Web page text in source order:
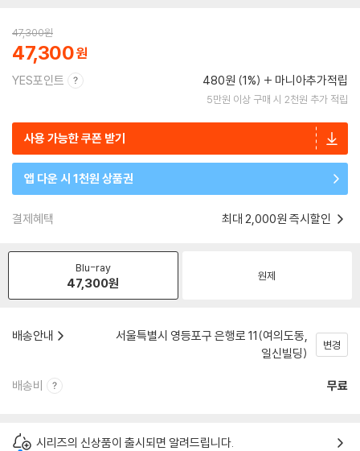
47,300원
47,300
YES포인트 480원 (1%) 마니아추가적립
5만원 이상 구매 시 2천원 추가 적립
사용 가능한 쿠폰 받기
앱 다운 시 1천원 상품권
결제혜택 최대 2,000원 즉시할인
Blu-ray
47,300원 원제
배송안내
서울특별시 영등포구 은행로 11(여의도동,
일신빌딩)
변경
배송비 무료
시리즈의 신상품이 출시되면 알려드립니다.